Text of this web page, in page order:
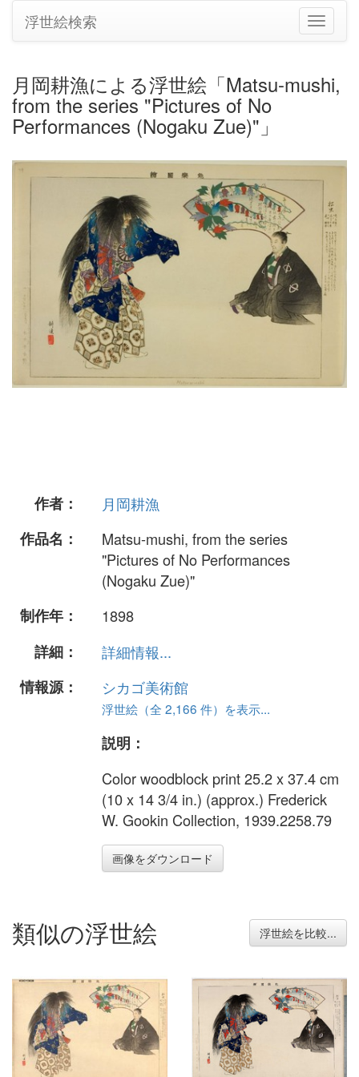
ナ
ビ
シ
り
替
浮世絵検索
月岡耕漁による浮世絵「Matsu-mushi,
from the series "Pictures of No
Performances (Nogaku Zue)"」
作者：
月岡耕漁
作品名：
Matsu-mushi, from the series
"Pictures of No Performances
(Nogaku Zue)"
制作年：
1898
詳細：
詳細情報...
情報源：
シカゴ美術館
浮世絵（全 2,166 件）を表示...
説明：
Color woodblock print 25.2 x 37.4 cm
(10 x 14 3/4 in.) (approx.) Frederick
W. Gookin Collection, 1939.2258.79
画像をダウンロード
類似の浮世絵 浮世絵を比較...